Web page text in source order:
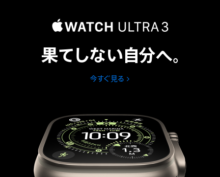
果てしない自分へ。
今すぐ見る Apple
3